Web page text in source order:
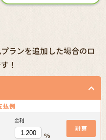
ランを追加した場合のロ
！
払例
金利
%
計算